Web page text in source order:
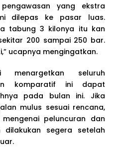
yang ekstra
dilepas ke pasar luas.
tabung 3 kilonya itu kan
200 sampai 250 bar.
ucapnya mengingatkan.
menargetkan seluruh
komparatif ini dapat
pada bulan ini. Jika
mulus sesuai rencana,
peluncuran dan
dilakukan segera setelah